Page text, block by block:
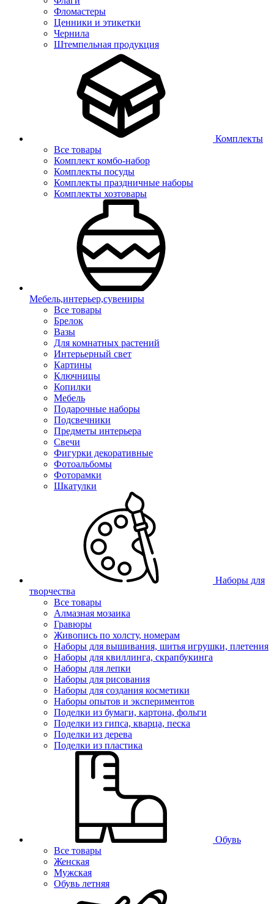
Фломастеры
Ценники и этикетки
Чернила
Штемпельная продукция
Комплекты
Все товары
Комплект комбо-набор
Комплекты посуды
Комплекты праздничные наборы
Комплекты хозтовары
Мебель,интерьер,сувениры
Все товары
Брелок
Вазы
Для комнатных растений
Интерьерный свет
Картины
Ключницы
Копилки
Мебель
Подарочные наборы
Подсвечники
Предметы интерьера
Свечи
Фигурки декоративные
Фотоальбомы
Фоторамки
Шкатулки
Наборы для
творчества
Все товары
Алмазная мозаика
Гравюры
Живопись по холсту, номерам
Наборы для вышивания, шитья игрушки, плетения
Наборы для квиллинга, скрапбукинга
Наборы для лепки
Наборы для рисования
Наборы для создания косметики
Наборы опытов и экспериментов
Поделки из бумаги, картона, фольги
Поделки из гипса, кварца, песка
Поделки из дерева
Поделки из пластика
Обувь
Все товары
Женская
Мужская
Обувь летняя